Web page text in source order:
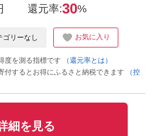
還元率:30%
ゴリーなし お気に入り
度を測る指標です
（還元率とは）
するとお得にふるさと納税できます
（控
細を見る